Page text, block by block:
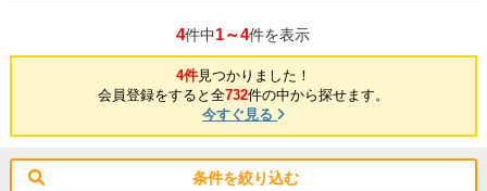
4件中1～4件を表示
4件見つかりました！
会員登録をすると全732件の中から探せます。
今すぐ見る
条件を絞り込む